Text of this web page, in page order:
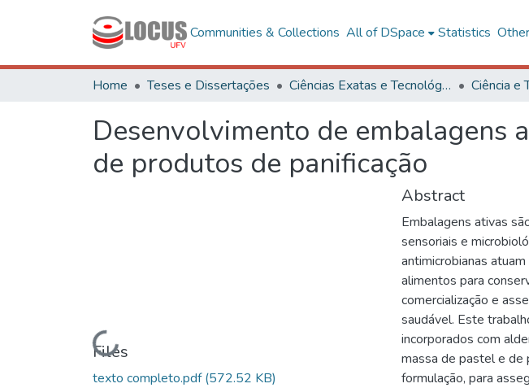
Communities & Collections All of DSpace Statistics
Home Teses e Dissertações Ciências Exatas e Tecnológicas
Desenvolvimento de embalagens
de produtos de panificação
Loading...
Files
texto completo.pdf(572.52 KB)
Abstract
Embalagens ativas
sensoriais e
antimicrobianas
alimentos para
comercialização e
saudável. Este
incorporados com
massa de pastel e de
formulação, para